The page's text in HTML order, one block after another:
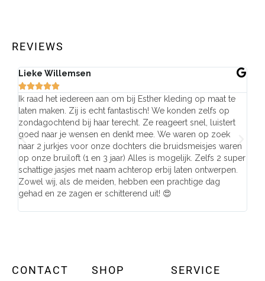
REVIEWS
Lieke Willemsen

Ik raad het iedereen aan om bij Esther kleding op maat te
laten maken. Zij is echt fantastisch! We konden zelfs op
zondagochtend bij haar terecht. Ze reageert snel, luistert
goed naar je wensen en denkt mee. We waren op zoek
naar 2 jurkjes voor onze dochters die bruidsmeisjes waren
op onze bruiloft (1 en 3 jaar) Alles is mogelijk. Zelfs 2 super
schattige jasjes met naam achterop erbij laten ontwerpen.
Zowel wij, als de meiden, hebben een prachtige dag
gehad en ze zagen er schitterend uit! 😍
CONTACT SHOP SERVICE